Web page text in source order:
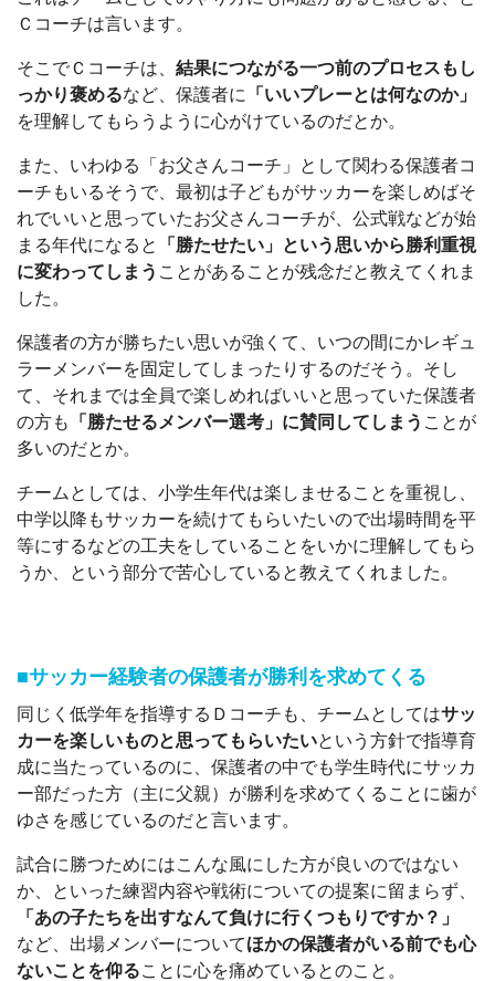
Ｃコーチは言います。
そこでＣコーチは、 結果につながる一つ前のプロセスもし
っかり褒めるなど、保護者に
「いいプレーとは何なのか」
を理解してもらうように心がけているのだとか。
また、いわゆる「お父さんコーチ」として関わる保護者コ
ーチもいるそうで、最初は子どもがサッカーを楽しめばそ
れでいいと思っていたお父さんコーチが、公式戦などが始
まる年代になると
「勝たせたい」という思いから勝利重視
に変わってしまう ことがあることが残念だと教えてくれま
した。
保護者の方が勝ちたい思いが強くて、いつの間にかレギュ
ラーメンバーを固定してしまったりするのだそう。そし
て、それまでは全員で楽しめればいいと思っていた保護者
の方も
「勝たせるメンバー選考」に賛同してしまう ことが
多いのだとか。
チームとしては、小学生年代は楽しませることを重視し、
中学以降もサッカーを続けてもらいたいので出場時間を平
等にするなどの工夫をしていることをいかに理解してもら
うか、という部分で苦心していると教えてくれました。
■サッカー経験者の保護者が勝利を求めてくる
同じく低学年を指導するＤコーチも、チームとしてはサッ
カーを楽しいものと思ってもらいたいという方針で指導育
成に当たっているのに、保護者の中でも学生時代にサッカ
ー部だった方（主に父親）が勝利を求めてくることに歯が
ゆさを感じているのだと言います。
試合に勝つためにはこんな風にした方が良いのではない
か、といった練習内容や戦術についての提案に留まらず、
「あの子たちを出すなんて負けに行くつもりですか？」
など、出場メンバーについてほかの保護者がいる前でも心
ないことを仰ることに心を痛めているとのこと。